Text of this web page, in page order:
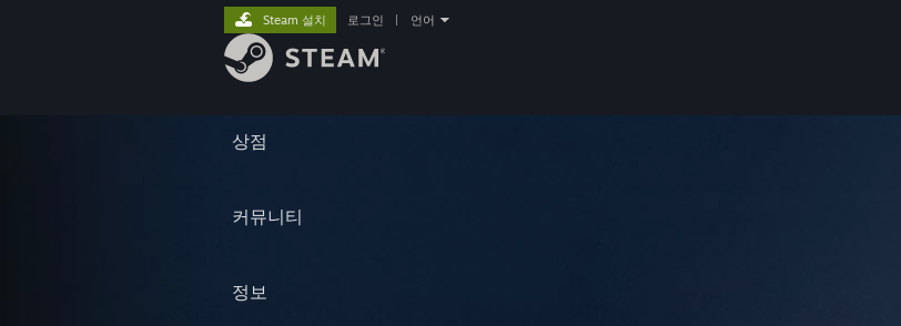
상점
커뮤니티
정보
Steam 설치 로그인 언어